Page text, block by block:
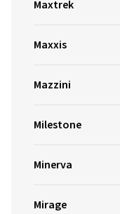
Maxtrek
Maxxis
Mazzini
Milestone
Minerva
Mirage